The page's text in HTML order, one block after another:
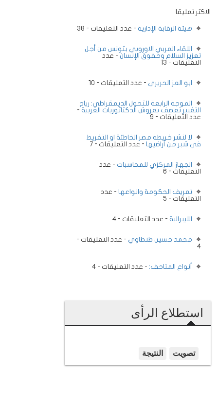
الاكثر تعليقا
هيئة الرقابة الإدارية - عدد التعليقات - 38
اللقاء العربي الاوروبي بتونس من أجل
تعزيز السلام وحقوق الإنسان - عدد
التعليقات - 13
ابو العز الحريرى - عدد التعليقات - 10
الموجة الرابعة للتحول الديمقراطي: رياح
التغيير تعصف بعروش الدكتاتوريات العربية -
عدد التعليقات - 9
لا لنشر خريطة مصر الخاطئة او التفريط
في شبر من أراضيها - عدد التعليقات - 7
الجهاز المركزي للمحاسبات - عدد
التعليقات - 6
تعريف الحكومة وانواعها - عدد
التعليقات - 5
الليبرالية - عدد التعليقات - 4
محمد حسين طنطاوي - عدد التعليقات -
4
أنواع المتاحف: - عدد التعليقات - 4
استطلاع الرأى